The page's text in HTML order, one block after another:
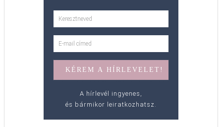
A hírlevél ingyenes,
és bármikor leiratkozhatsz.